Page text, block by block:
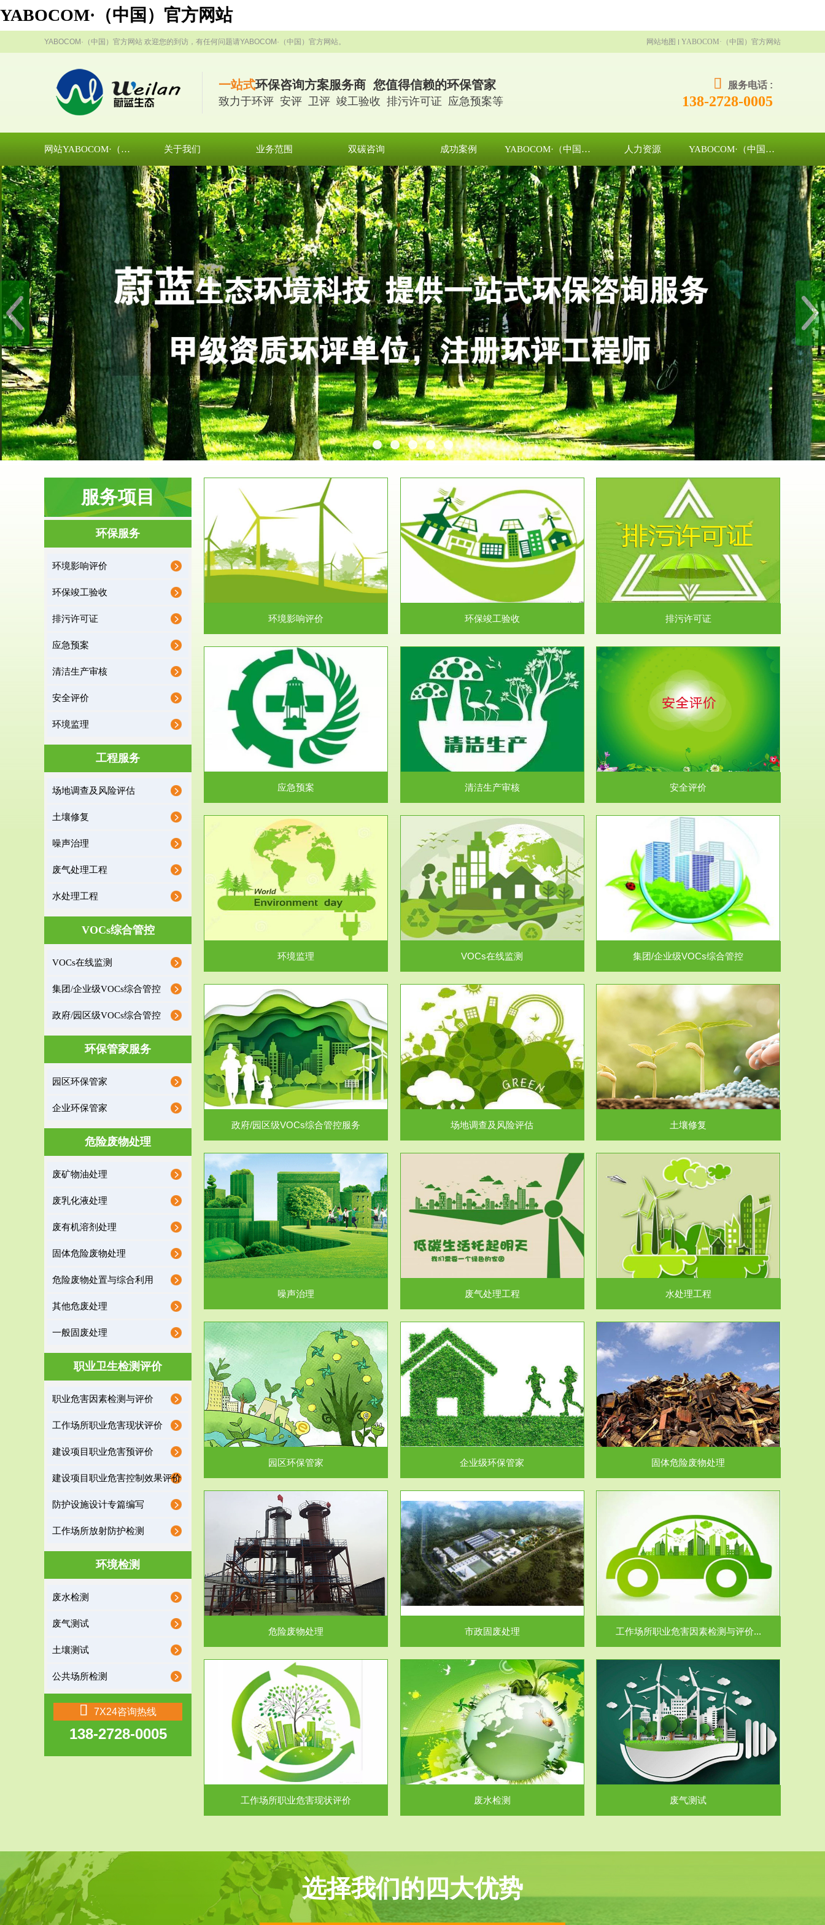
YABOCOM·（中国）官方网站
YABOCOM·（中国）官方网站 欢迎您的到访，有任何问题请YABOCOM·（中国）官方网站。 网站地图 YABOCOM·（中国）官方网站
一站式环保咨询方案服务商 您值得信赖的环保管家
致力于环评 安评 卫评 竣工验收 排污许可证 应急预案等
服务电话 :
138-2728-0005
网站YABOCOM·（中国）官方网站 关于我们 业务范围 双碳咨询 成功案例 YABOCOM·（中国）官方网站 人力资源 YABOCOM·（中国）官方网站
服务项目
环保服务
环境影响评价
环保竣工验收
排污许可证
应急预案
清洁生产审核
安全评价
环境监理
工程服务
场地调查及风险评估
土壤修复
噪声治理
废气处理工程
水处理工程
VOCs综合管控
VOCs在线监测
集团/企业级VOCs综合管控
政府/园区级VOCs综合管控
环保管家服务
园区环保管家
企业环保管家
危险废物处理
废矿物油处理
废乳化液处理
废有机溶剂处理
固体危险废物处理
危险废物处置与综合利用
其他危废处理
一般固废处理
职业卫生检测评价
职业危害因素检测与评价
工作场所职业危害现状评价
建设项目职业危害预评价
建设项目职业危害控制效果评价
防护设施设计专篇编写
工作场所放射防护检测
环境检测
废水检测
废气测试
土壤测试
公共场所检测
7X24咨询热线
138-2728-0005
服务范围
环境影响评价
据《中华人民共和国环境保护法》第十九条 编制
有关开发利用规划，建...
环境影响评价
服务范围
环保竣工验收
根据《建设项目环境保护管理条例》第十七条 编
制环境影响报告书、...
环保竣工验收
服务范围
排污许可证
排污许可申报咨询：（排污许可证）根据《中华
人民共和国环境保护法》...
排污许可证
业事业单位应当按照...
应急预案
服务范围
清洁生产审核
根据《中华人民共和国清洁生产促进法》、《清
洁生产审核暂行办法...
清洁生产审核
服务范围
安全评价
安全评价安全评价目的是查找、分析和预测工
程、系统、生产经营活...
安全评价
收监管的重要辅助...
环境监理
服务范围
VOCs在线监测
根据《重点区域大气污染防治“十二五”规划》有
机废气净化率达...
VOCs在线监测
服务范围
集团/企业级VOCs综合管控
进行VOCs管控，首先就要找到排放的源头，并
监测估算出排放量。企业...
集团/企业级VOCs综合管控
政府/园区级VOCs综合管控服务
根据《石化行业挥发性有机物综合整治方案》文
政府/园区级VOCs综合管控服务
服务范围
场地调查及风险评估
受政府或企业委托，对于拟关停搬迁和拟变更土
地利用方式或者土地使...
场地调查及风险评估
服务范围
土壤修复
土壤修复
服务范围
噪声治理
噪声治理
服务范围
废气处理工程
废气处理工程
服务范围
水处理工程
水处理工程
服务范围
园区环保管家
保护作用促进供给侧结...
园区环保管家
服务范围
企业级环保管家
排污许可证作为企业环保执法情况的一个重要依
据，其必要性及合规性...
企业级环保管家
服务范围
固体危险废物处理
固体废物解释：固体废物是指人们在生产建设、
日常生活和其他活动中...
固体危险废物处理
服务范围
危险废物处理
危险废物解释：根据《中华人民共和国固体废物
污染防治法》的规定，危...
危险废物处理
服务范围
市政固废处理
蔚蓝生态环境科技所从事的市政废物处理业务包
括市政废物的处理处...
市政固废处理
服务范围
工作场所职业危害因素检测与评价...
【检测评价意义】：全面了解工作场所职业病危
害因素分布与浓（强）度...
工作场所职业危害因素检测与评价...
服务范围
工作场所职业危害现状评价
工作场所职业危害现状评价
服务范围
废水检测
废水污水检测主要是对企业工厂在生产工艺过程
中排出的废水、污水...
废水检测
服务范围
废气测试
检测范围工业废气检测包括有机废气和无机废
气。有机废气主要包括...
废气测试
选择我们的四大优势